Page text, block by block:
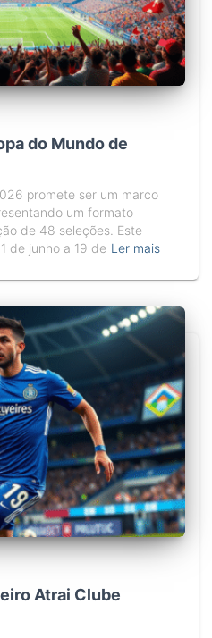
do Mundo de
promete ser um marco
um formato
de 48 seleções. Este
de junho a 19 de Ler mais
Atrai Clube